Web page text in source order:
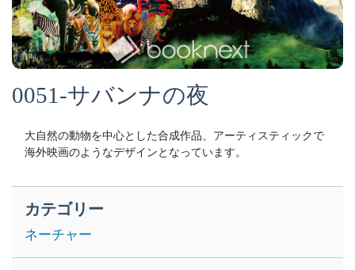
0051-サバンナの夜
大自然の動物を中心とした合成作品、アーティスティックで
海外映画のようなデザインとなっています。
カテゴリー
ネーチャー